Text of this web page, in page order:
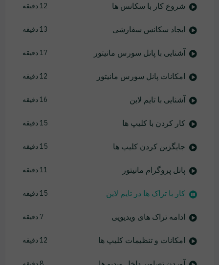
شروع کار با سکانس ها 12 دقیقه
ایجاد سکانس سفارشی 13 دقیقه
آشنایی با پانل سورس مانیتور 17 دقیقه
امکانات پانل سورس مانیتور 12 دقیقه
آشنایی با تایم لاین 16 دقیقه
کار کردن با کلیپ ها 15 دقیقه
جایگزین کردن کلیپ ها 15 دقیقه
پانل پروگرام مانیتور 11 دقیقه
کار با تراک ها در تایم لاین 15 دقیقه
ادامه تراک های ویدیویی 7 دقیقه
امکانات و تنظیمات کلیپ ها 12 دقیقه